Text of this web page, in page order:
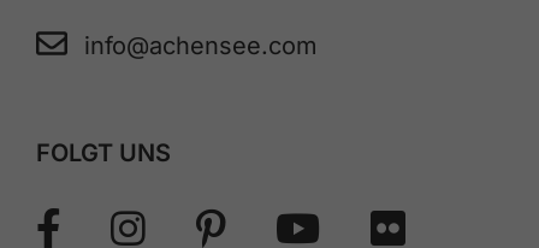
info@achensee.com
FOLGT UNS